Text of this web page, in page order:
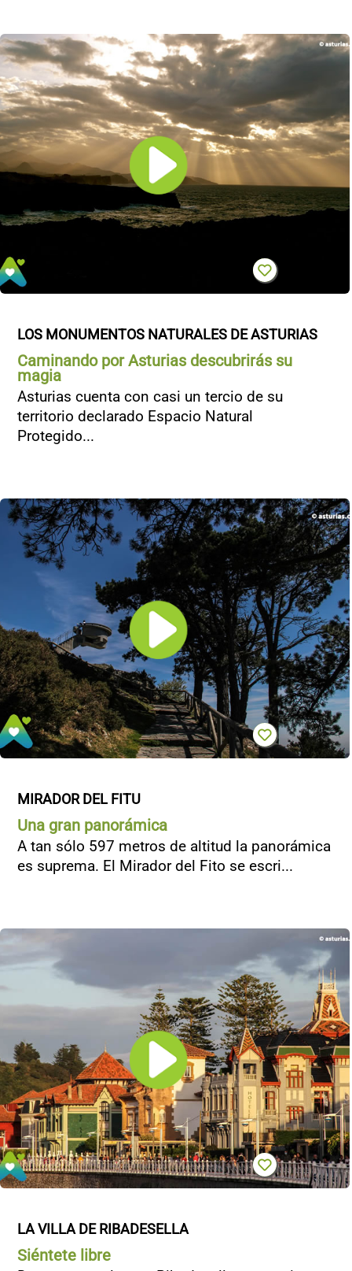
LOS MONUMENTOS NATURALES DE ASTURIAS
Caminando por Asturias descubrirás su
magia
Asturias cuenta con casi un tercio de su
territorio declarado Espacio Natural
Protegido...
MIRADOR DEL FITU
Una gran panorámica
A tan sólo 597 metros de altitud la panorámica
es suprema. El Mirador del Fito se escri...
LA VILLA DE RIBADESELLA
Siéntete libre